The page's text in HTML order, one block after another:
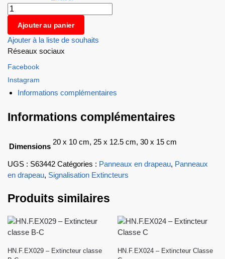
Ajouter au panier
Ajouter à la liste de souhaits
Réseaux sociaux
Facebook
Instagram
Informations complémentaires
Informations complémentaires
Dimensions
20 x 10 cm, 25 x 12.5 cm, 30 x 15 cm
UGS : S63442 Catégories : Panneaux en drapeau, Panneaux
en drapeau, Signalisation Extincteurs
Produits similaires
HN.F.EX029 – Extincteur classe
HN.F.EX024 – Extincteur Classe